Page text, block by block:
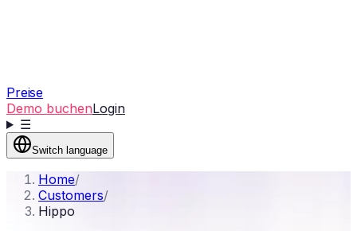
Preise
Demo buchenLogin
☰
Switch language
Home/
Customers/
Hippo